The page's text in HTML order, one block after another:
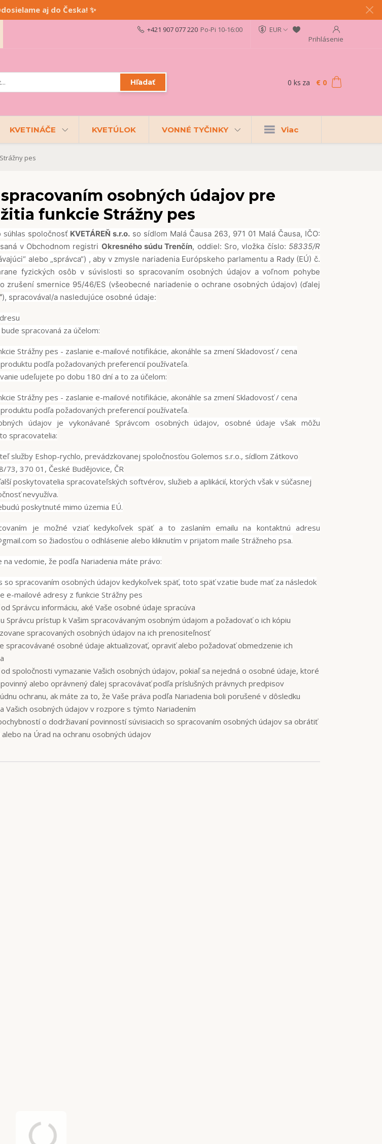
aj do Česka! ✨
EUR
Prihlásenie
Hľadať
+421 907 077 220 Po-Pi 10-16:00
0 ks za € 0
KVETINÁČE KVETÚLOK VONNÉ TYČINKY Viac
pes
osobných údajov pre
funkcie Strážny pes
spoločnosť KVETÁREŇ s.r.o.so sídlom Malá Čausa 263, 971 01 Malá Čausa, IČO:
v Obchodnom registri Okresného súdu Trenčín, oddiel: Sro, vložka číslo: 58335/R
alebo „správca“) , aby v zmysle nariadenia Európskeho parlamentu a Rady (EÚ) č.
fyzických osôb v súvislosti so spracovaním osobných údajov a voľnom pohybe
zrušení smernice 95/46/ES (všeobecné nariadenie o ochrane osobných údajov) (ďalej
), spracovával/a nasledujúce osobné údaje:
spracovaná za účelom:
Strážny pes - zaslanie e-mailové notifikácie, akonáhle sa zmení Skladovosť / cena
podľa požadovaných preferencií používateľa.
udeľujete po dobu 180 dní a to za účelom:
Strážny pes - zaslanie e-mailové notifikácie, akonáhle sa zmení Skladovosť / cena
podľa požadovaných preferencií používateľa.
údajov je vykonávané Správcom osobných údajov, osobné údaje však môžu
spracovatelia:
služby Eshop-rychlo, prevádzkovanej spoločnosťou Golemos s.r.o., sídlom Zátkovo
73, 370 01, České Budějovice, ČR
poskytovatelia spracovateľských softvérov, služieb a aplikácií, ktorých však v súčasnej
nevyužíva.
poskytnuté mimo územia EÚ.
je možné vziať kedykoľvek späť a to zaslaním emailu na kontaktnú adresu
so žiadosťou o odhlásenie alebo kliknutím v prijatom maile Strážneho psa.
vedomie, že podľa Nariadenia máte právo:
so spracovaním osobných údajov kedykoľvek späť, toto späť vzatie bude mať za následok
e-mailové adresy z funkcie Strážny pes
Správcu informáciu, aké Vaše osobné údaje spracúva
Správcu prístup k Vašim spracovávaným osobným údajom a požadovať o ich kópiu
spracovaných osobných údajov na ich prenositeľnosť
spracovávané osobné údaje aktualizovať, opraviť alebo požadovať obmedzenie ich
spoločnosti vymazanie Vašich osobných údajov, pokiaľ sa nejedná o osobné údaje, ktoré
alebo oprávnený ďalej spracovávať podľa príslušných právnych predpisov
ochranu, ak máte za to, že Vaše práva podľa Nariadenia boli porušené v dôsledku
Vašich osobných údajov v rozpore s týmto Nariadením
o dodržiavaní povinností súvisiacich so spracovaním osobných údajov sa obrátiť
alebo na Úrad na ochranu osobných údajov